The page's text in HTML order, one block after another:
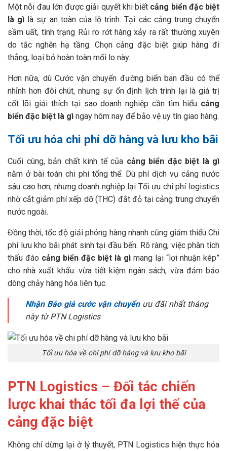
Một nỗi đau lớn được giải quyết khi biết cảng biển đặc biệt
là gì là sự an toàn của lộ trình. Tại các cảng trung chuyển
sầm uất, tình trạng Rủi ro rớt hàng xảy ra rất thường xuyên
do tắc nghẽn hạ tầng. Chọn cảng đặc biệt giúp hàng đi
thẳng, loại bỏ hoàn toàn mối lo này.
Hơn nữa, dù Cước vận chuyển đường biển ban đầu có thể
nhỉnh hơn đôi chút, nhưng sự ổn định lịch trình lại là giá trị
cốt lõi giải thích tại sao doanh nghiệp cần tìm hiểu cảng
biển đặc biệt là gì ngay hôm nay để bảo vệ uy tín giao hàng.
Tối ưu hóa chi phí dỡ hàng và lưu kho bãi
Cuối cùng, bản chất kinh tế của cảng biển đặc biệt là gì
nằm ở bài toán chi phí tổng thể. Dù phí dịch vụ cảng nước
sâu cao hơn, nhưng doanh nghiệp lại Tối ưu chi phí logistics
nhờ cắt giảm phí xếp dỡ (THC) đắt đỏ tại cảng trung chuyển
nước ngoài.
Đồng thời, tốc độ giải phóng hàng nhanh cũng giảm thiểu Chi
phí lưu kho bãi phát sinh tại đầu bến. Rõ ràng, việc phân tích
thấu đáo cảng biển đặc biệt là gì mang lại “lợi nhuận kép”
cho nhà xuất khẩu: vừa tiết kiệm ngân sách, vừa đảm bảo
dòng chảy hàng hóa liên tục.
Nhận Báo giá cước vận chuyểnưu đãi nhất tháng
này từ PTN Logistics
Tối ưu hóa về chi phí dỡ hàng và lưu kho bãi
PTN Logistics – Đối tác chiến
lược khai thác tối đa lợi thế của
cảng đặc biệt
Không chỉ dừng lại ở lý thuyết, PTN Logistics hiện thực hóa